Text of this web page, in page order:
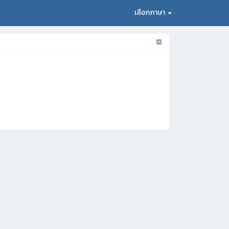
เลือกภาษา